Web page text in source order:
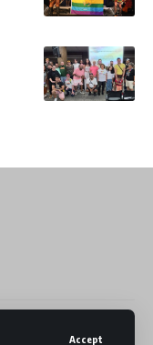
Accept